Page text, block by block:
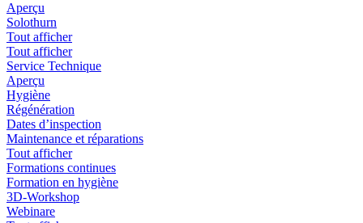
Aperçu
Solothurn
Tout afficher
Tout afficher
Service Technique
Aperçu
Hygiène
Régénération
Dates d’inspection
Maintenance et réparations
Tout afficher
Formations continues
Formation en hygiène
3D-Workshop
Webinare